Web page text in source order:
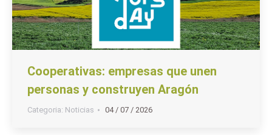
Cooperativas: empresas que unen
personas y construyen Aragón
Categoria: Noticias 04 / 07 / 2026